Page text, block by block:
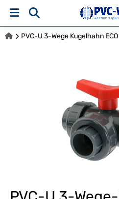
PVC-U 3-Wege Kugelhahn